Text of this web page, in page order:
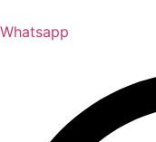
Whatsapp